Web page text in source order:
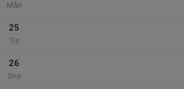
Mån
25
Tis
26
Ons